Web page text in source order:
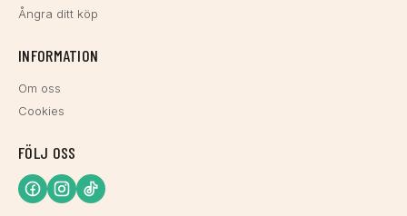
Ångra ditt köp
INFORMATION
Om oss
Cookies
FÖLJ OSS